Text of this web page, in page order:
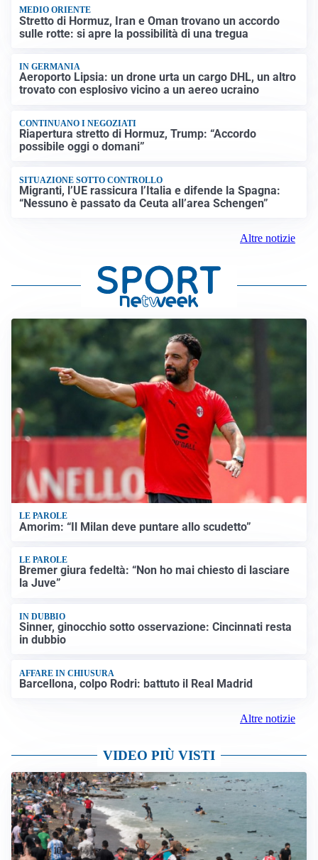
MEDIO ORIENTE
Stretto di Hormuz, Iran e Oman trovano un accordo
sulle rotte: si apre la possibilità di una tregua
IN GERMANIA
Aeroporto Lipsia: un drone urta un cargo DHL, un altro
trovato con esplosivo vicino a un aereo ucraino
CONTINUANO I NEGOZIATI
Riapertura stretto di Hormuz, Trump: “Accordo
possibile oggi o domani”
SITUAZIONE SOTTO CONTROLLO
Migranti, l’UE rassicura l’Italia e difende la Spagna:
“Nessuno è passato da Ceuta all’area Schengen”
Altre notizie
LE PAROLE
Amorim: “Il Milan deve puntare allo scudetto”
LE PAROLE
Bremer giura fedeltà: “Non ho mai chiesto di lasciare
la Juve”
IN DUBBIO
Sinner, ginocchio sotto osservazione: Cincinnati resta
in dubbio
AFFARE IN CHIUSURA
Barcellona, colpo Rodri: battuto il Real Madrid
Altre notizie
VIDEO PIÙ VISTI